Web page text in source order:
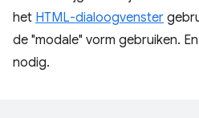
het HTML-dialoogvenster
de "modale" vorm gebruiken.
nodig.